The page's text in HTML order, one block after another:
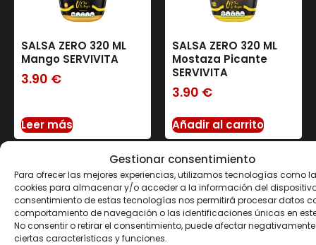
Gestionar consentimiento
Para ofrecer las mejores experiencias, utilizamos tecnologías como
cookies para almacenar y/o acceder a la información del
consentimiento de estas tecnologías nos permitirá procesar datos
comportamiento de navegación o las identificaciones únicas en
No consentir o retirar el consentimiento, puede afectar
ciertas características y funciones.
SALSA ZERO 320 ML
Mango SERVIVITA
3.90 €
Leer más
SALSA ZERO 320 ML
Mostaza Picante
SERVIVITA
3.90 €
Añadir al carrito